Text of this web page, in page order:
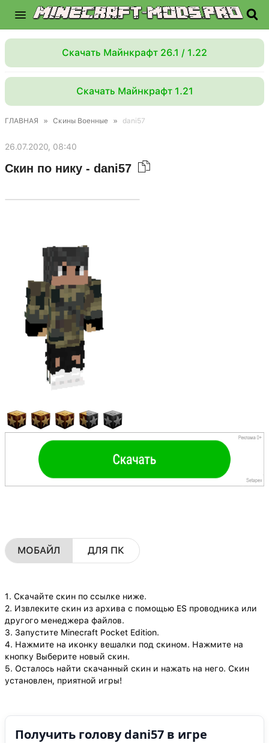
Скачать Майнкрафт 26.1 / 1.22
Скачать Майнкрафт 1.21
ГЛАВНАЯ » Скины Военные » dani57
26.07.2020, 08:40
Скин по нику - dani57
МОБАЙЛ ДЛЯ ПК
1. Скачайте скин по ссылке ниже.
2. Извлеките скин из архива с помощью ES проводника или
другого менеджера файлов.
3. Запустите Minecraft Pocket Edition.
4. Нажмите на иконку вешалки под скином. Нажмите на
кнопку Выберите новый скин.
5. Осталось найти скачанный скин и нажать на него. Скин
установлен, приятной игры!
Получить голову dani57 в игре